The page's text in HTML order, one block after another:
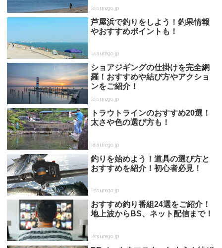
leisurego.jp
芦屋浜で釣りをしよう！釣果情報
やおすすめポイントも！
leisurego.jp
ショアジギングの仕掛けを完全網
羅！おすすめや結び方やアクショ
ンをご紹介！
leisurego.jp
トラウトラインのおすすめ20選！
太さや色の選び方も！
leisurego.jp
釣りを始めよう！道具の選び方と
おすすめを紹介！初心者必見！
leisurego.jp
おすすめ釣り番組24選をご紹介！
地上波からBS、ネット配信まで！
leisurego.jp